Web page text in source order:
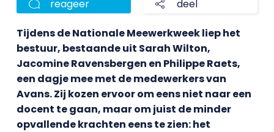
reageer deel
Tijdens de Nationale Meewerkweek liep het
bestuur, bestaande uit Sarah Wilton,
Jacomine Ravensbergen en Philippe Raets,
een dagje mee met de medewerkers van
Avans. Zij kozen ervoor om eens niet naar een
docent te gaan, maar om juist de minder
opvallende krachten eens te zien: het